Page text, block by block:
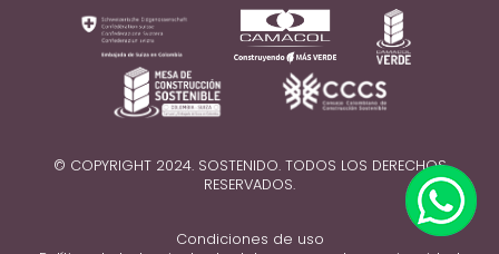
© COPYRIGHT 2024. SOSTENIDO. TODOS LOS DERECHOS
RESERVADOS.
Condiciones de uso